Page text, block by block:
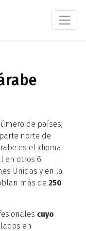
de países,
norte de
es el idioma
en otros 6.
Unidas y en la
más de 250
cuyo
en